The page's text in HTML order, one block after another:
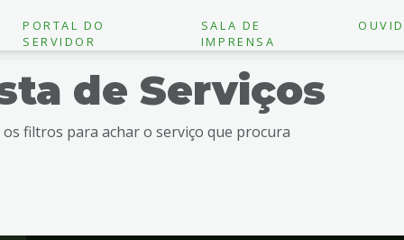
PORTAL DO
SERVIDOR
SALA DE
IMPRENSA
de Serviços
os filtros para achar o serviço que procura